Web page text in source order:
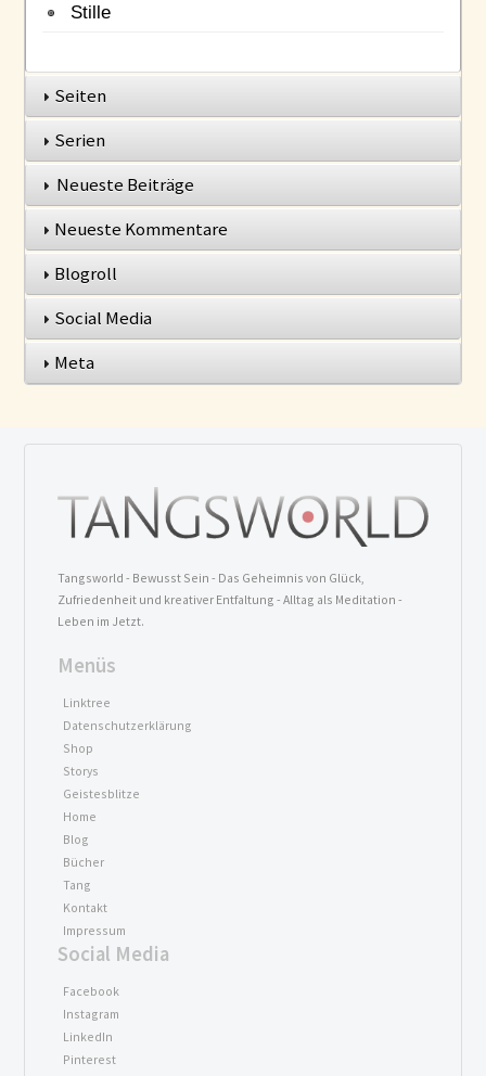
Stille
Seiten
Serien
Neueste Beiträge
Neueste Kommentare
Blogroll
Social Media
Meta
Tangsworld - Bewusst Sein - Das Geheimnis von Glück,
Zufriedenheit und kreativer Entfaltung - Alltag als Meditation -
Leben im Jetzt.
Menüs
Linktree
Datenschutzerklärung
Shop
Storys
Geistesblitze
Home
Blog
Bücher
Tang
Kontakt
Impressum
Social Media
Facebook
Instagram
LinkedIn
Pinterest